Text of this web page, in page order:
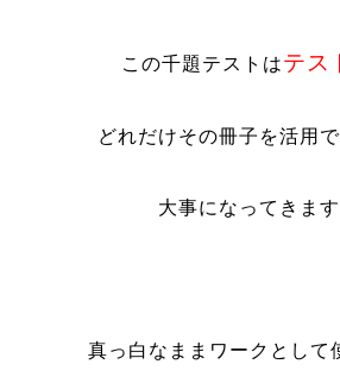
この千題テストはテス
どれだけその冊子を活用
大事になってきます
真っ白なままワークとして